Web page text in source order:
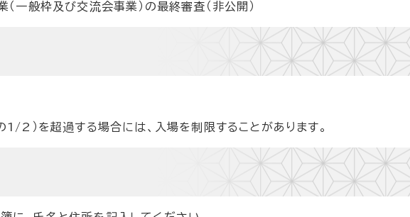
一般枠及び交流会事業）の最終審査（非公開）
1/2）を超過する場合には、入場を制限することがあります。